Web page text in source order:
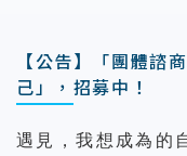
【公告】「團體諮
己」，招募中！
遇見，我想成為的